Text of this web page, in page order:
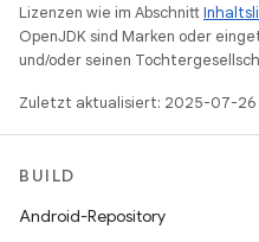
Lizenzen wie im Abschnitt
OpenJDK sind Marken oder
und/oder seinen
Zuletzt aktualisiert: 2025-07-26
BUILD
Android-Repository